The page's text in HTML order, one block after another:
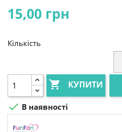
15,00 грн
Кількість
 КУПИТИ
 В наявності